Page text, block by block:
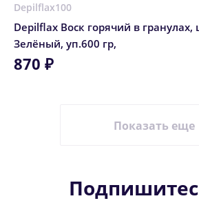
Depilflax100
Depilflax Воск горячий в гранулах,
Зелёный, уп.600 гр,
870 ₽
Показать еще